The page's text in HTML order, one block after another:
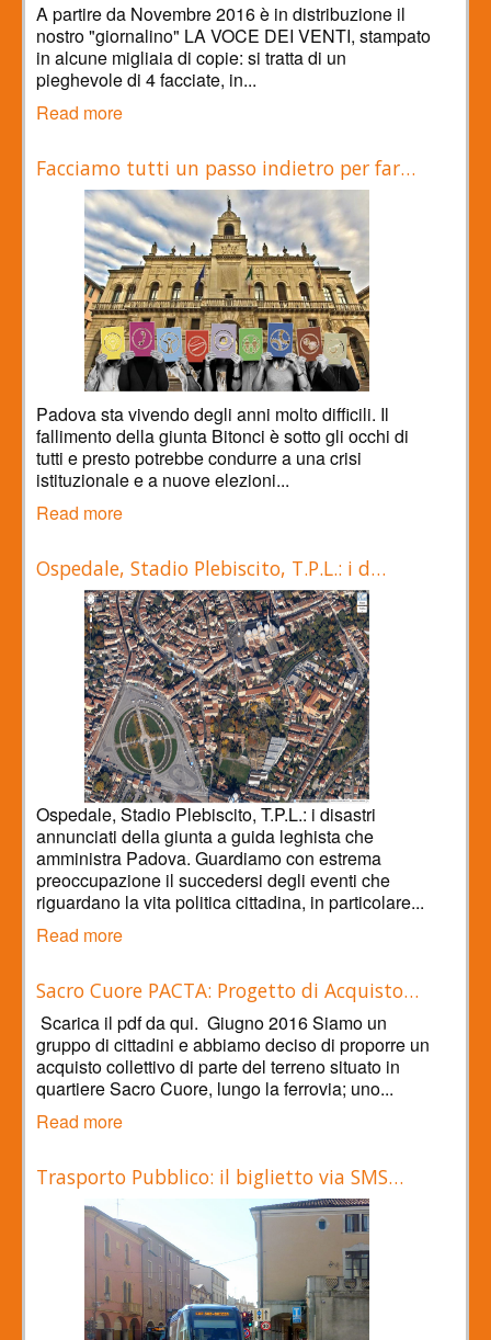
A partire da Novembre 2016 è in distribuzione il
nostro "giornalino" LA VOCE DEI VENTI, stampato
in alcune migliaia di copie: si tratta di un
pieghevole di 4 facciate, in...
Read more
Facciamo tutti un passo indietro per far…
Padova sta vivendo degli anni molto difficili. Il
fallimento della giunta Bitonci è sotto gli occhi di
tutti e presto potrebbe condurre a una crisi
istituzionale e a nuove elezioni...
Read more
Ospedale, Stadio Plebiscito, T.P.L.: i d…
Ospedale, Stadio Plebiscito, T.P.L.: i disastri
annunciati della giunta a guida leghista che
amministra Padova. Guardiamo con estrema
preoccupazione il succedersi degli eventi che
riguardano la vita politica cittadina, in particolare...
Read more
Sacro Cuore PACTA: Progetto di Acquisto…
Scarica il pdf da qui. Giugno 2016 Siamo un
gruppo di cittadini e abbiamo deciso di proporre un
acquisto collettivo di parte del terreno situato in
quartiere Sacro Cuore, lungo la ferrovia; uno...
Read more
Trasporto Pubblico: il biglietto via SMS…